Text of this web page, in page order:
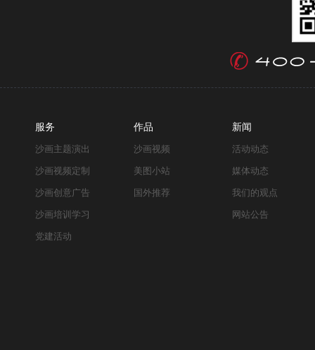
服务
沙画主题演出
沙画视频定制
沙画创意广告
沙画培训学习
党建活动
作品
沙画视频
美图小站
国外推荐
新闻
活动动态
媒体动态
我们的观点
网站公告